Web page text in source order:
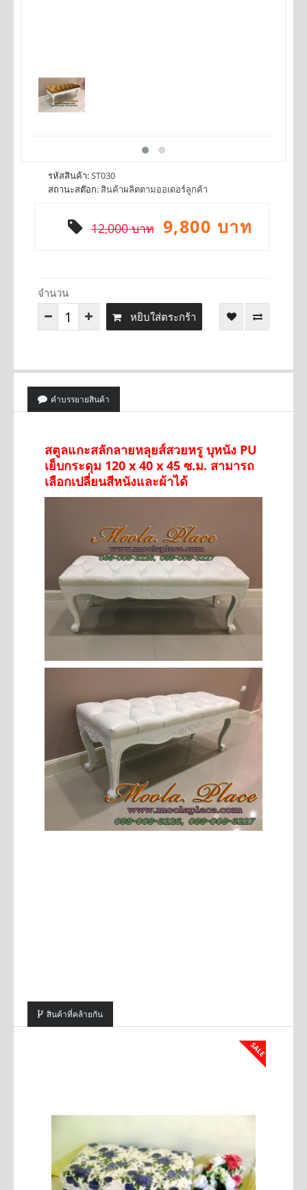
รหัสสินค้า:ST030
สถานะสต๊อก: สินค้าผลิตตามออเดอร์ลูกค้า
12,000 บาท 9,800 บาท
จำนวน
หยิบใส่ตระกร้า
คำบรรยายสินค้า
สตูลแกะสลักลายหลุยส์สวยหรู บุหนัง PU
เย็บกระดุม 120 x 40 x 45 ซ.ม. สามารถ
เลือกเปลี่ยนสีหนังและผ้าได้
สินค้าที่คล้ายกัน
SALE